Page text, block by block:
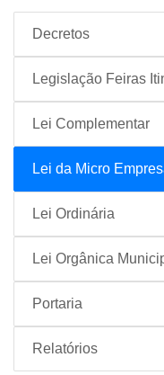
Decretos
Legislação Feiras
Lei Complementar
Lei da Micro
Lei Ordinária
Lei Orgânica
Portaria
Relatórios